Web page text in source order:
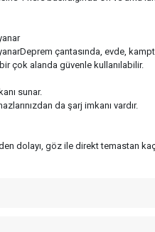
çantasında, evde,
çok alanda güvenle kullanılabilir.
sunar.
da şarj imkanı vardır.
dolayı, göz ile direkt temastan